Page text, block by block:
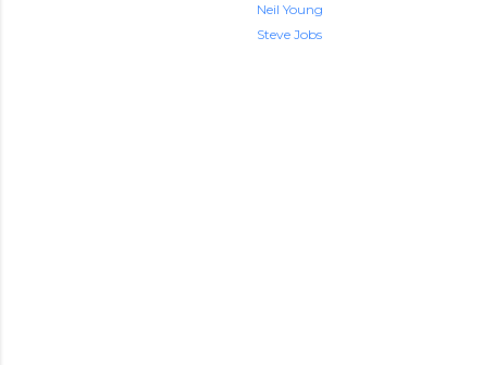
Neil Young
Steve Jobs